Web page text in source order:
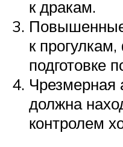
к дракам.
к
подготовке
Чрезмерная
должна
контролем